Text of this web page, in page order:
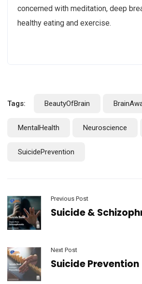
concerned with meditation, deep
healthy eating and exercise.
Tags: BeautyOfBrain
MentalHealth Neuroscience
SuicidePrevention
Previous Post
Suicide &
Next Post
Suicide Prevention